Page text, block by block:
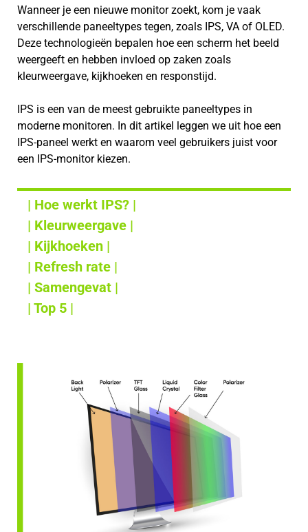
Wanneer je een nieuwe monitor zoekt, kom je vaak
verschillende paneeltypes tegen, zoals IPS, VA of OLED.
Deze technologieën bepalen hoe een scherm het beeld
weergeeft en hebben invloed op zaken zoals
kleurweergave, kijkhoeken en responstijd.
IPS is een van de meest gebruikte paneeltypes in
moderne monitoren. In dit artikel leggen we uit hoe een
IPS-paneel werkt en waarom veel gebruikers juist voor
een IPS-monitor kiezen.
| Hoe werkt IPS? |
| Kleurweergave |
| Kijkhoeken |
| Refresh rate |
| Samengevat |
| Top 5 |